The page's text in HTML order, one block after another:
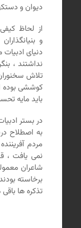
دیوان و
از لحاظ
و
دنیای
نداشتند ،
تلاش
کوششی بوده
باید مایه
در بستر
به اصطلاح
مردم
نمی یافت ،
شاعران
برخاسته
تذکره ها باقی